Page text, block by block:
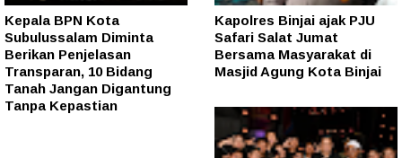
Kepala BPN Kota
Subulussalam Diminta
Berikan Penjelasan
Transparan, 10 Bidang
Tanah Jangan Digantung
Tanpa Kepastian
Kapolres Binjai ajak PJU
Safari Salat Jumat
Bersama Masyarakat di
Masjid Agung Kota Binjai